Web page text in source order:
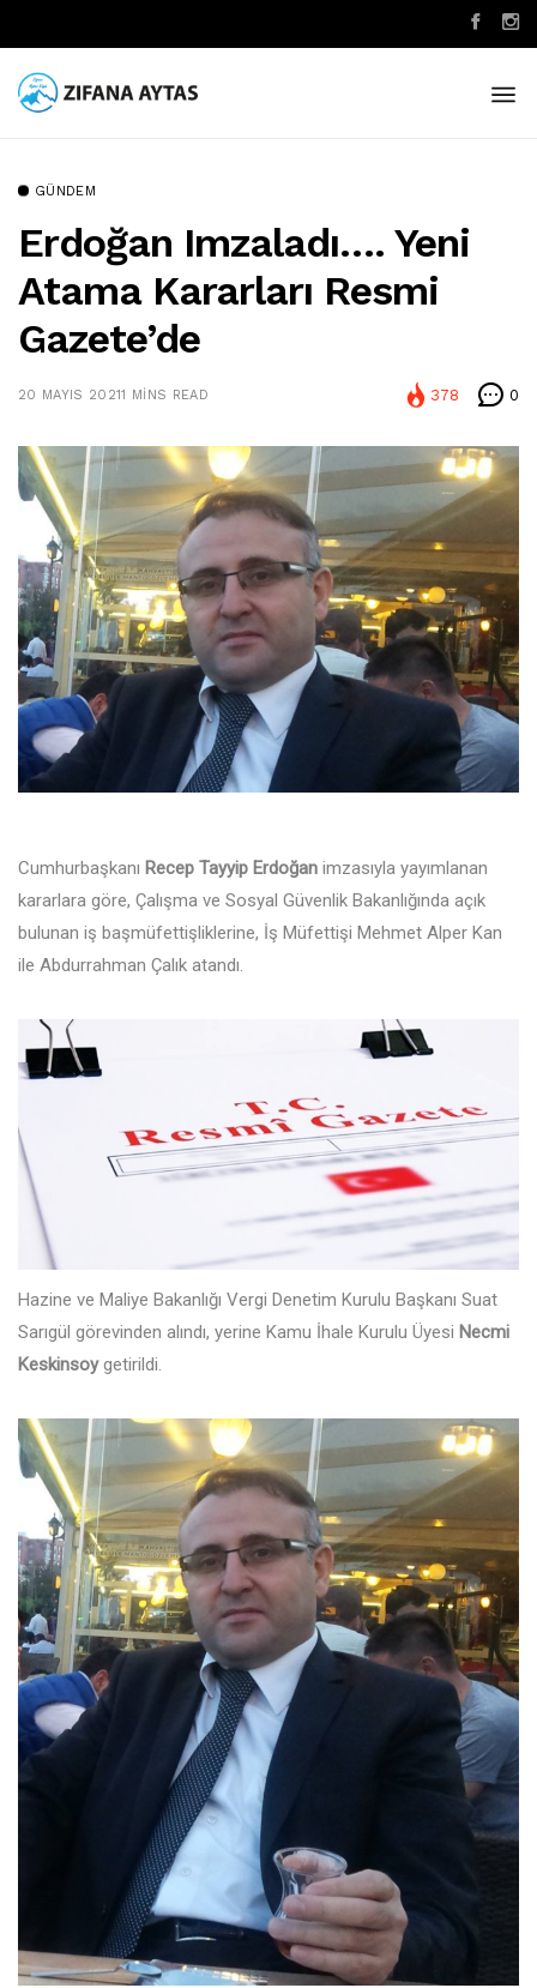
GÜNDEM
Erdoğan Imzaladı…. Yeni
Atama Kararları Resmi
Gazete’de
20 MAYIS 20211 MINS READ 378 0
Cumhurbaşkanı Recep Tayyip Erdoğan imzasıyla yayımlanan
kararlara göre, Çalışma ve Sosyal Güvenlik Bakanlığında açık
bulunan iş başmüfettişliklerine, İş Müfettişi Mehmet Alper Kan
ile Abdurrahman Çalık atandı.
Hazine ve Maliye Bakanlığı Vergi Denetim Kurulu Başkanı Suat
Sarıgül görevinden alındı, yerine Kamu İhale Kurulu Üyesi Necmi
Keskinsoygetirildi.